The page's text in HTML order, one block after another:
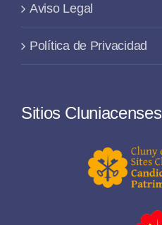
Aviso Legal
Política de Privacidad
Sitios Cluniacenses